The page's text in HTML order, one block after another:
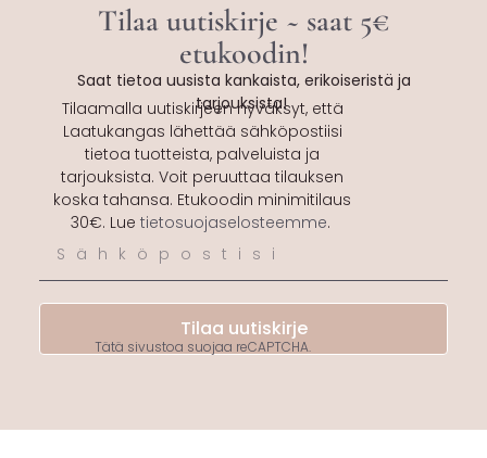
Tilaa uutiskirje ~ saat 5€
etukoodin!
Saat tietoa uusista kankaista, erikoiseristä ja
tarjouksista!
Tilaamalla uutiskirjeen hyväksyt, että
Laatukangas lähettää sähköpostiisi
tietoa tuotteista, palveluista ja
tarjouksista. Voit peruuttaa tilauksen
koska tahansa. Etukoodin minimitilaus
30€. Lue tietosuojaselosteemme.
Tilaa uutiskirje
Tätä sivustoa suojaa reCAPTCHA.